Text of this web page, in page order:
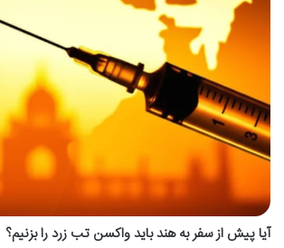
آیا پیش از سفر به هند باید واکسن تب زرد را بزنیم؟